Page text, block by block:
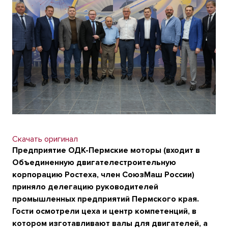
Скачать оригинал
Предприятие ОДК-Пермские моторы (входит в
Объединенную двигателестроительную
корпорацию Ростеха, член СоюзМаш России)
приняло делегацию руководителей
промышленных предприятий Пермского края.
Гости осмотрели цеха и центр компетенций, в
котором изготавливают валы для двигателей, а